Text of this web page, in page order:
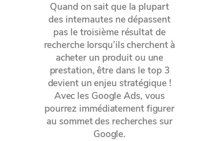
Quand on sait que la plupart
des internautes ne dépassent
pas le troisième résultat de
recherche lorsqu’ils cherchent à
acheter un produit ou une
prestation, être dans le top 3
devient un enjeu stratégique !
Avec les Google Ads, vous
pourrez immédiatement figurer
au sommet des recherches sur
Google.